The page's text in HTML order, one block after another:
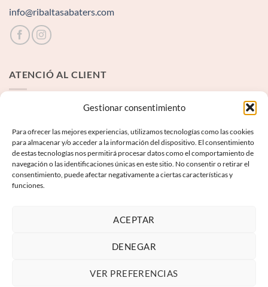
Gestionar consentimiento
Para ofrecer las mejores experiencias, utilizamos tecnologías como las cookies
para almacenar y/o acceder a la información del dispositivo. El consentimiento
de estas tecnologías nos permitirá procesar datos como el comportamiento de
navegación o las identificaciones únicas en este sitio. No consentir o retirar el
consentimiento, puede afectar negativamente a ciertas características y
funciones.
ACEPTAR
DENEGAR
VER PREFERENCIAS
info@ribaltasabaters.com
ATENCIÓ AL CLIENT
INFORMACIÓ LEGAL
Avís Legal